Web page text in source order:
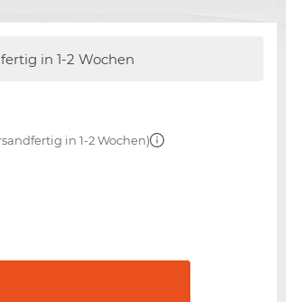
in 1-2 Wochen
in 1-2 Wochen)